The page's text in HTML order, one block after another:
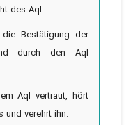
des Aql.
Bestätigung der
durch den Aql
Aql vertraut, hört
und verehrt ihn.